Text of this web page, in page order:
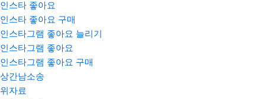
인스타 좋아요
인스타 좋아요 구매
인스타그램 좋아요 늘리기
인스타그램 좋아요
인스타그램 좋아요 구매
상간남소송
위자료